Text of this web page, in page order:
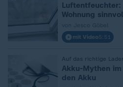
Luftentfeuchter:
Wohnung
mit Video5:51
Auf das richtige
Akku-Mythen
den Akku